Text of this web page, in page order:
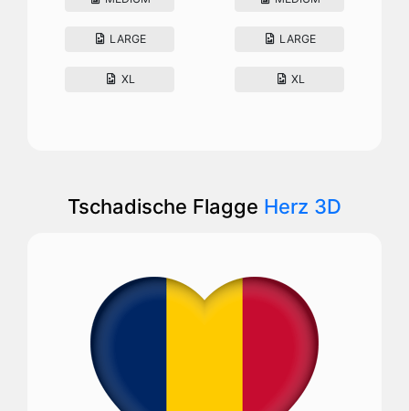
LARGE
XL
LARGE
XL
Tschadische Flagge Herz 3D